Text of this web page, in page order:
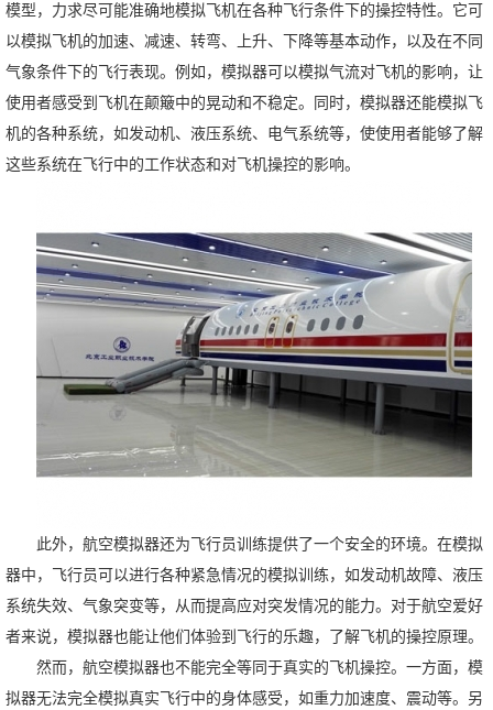
模型，力求尽可能准确地模拟飞机在各种飞行条件下的操控特性。它可
以模拟飞机的加速、减速、转弯、上升、下降等基本动作，以及在不同
气象条件下的飞行表现。例如，模拟器可以模拟气流对飞机的影响，让
使用者感受到飞机在颠簸中的晃动和不稳定。同时，模拟器还能模拟飞
机的各种系统，如发动机、液压系统、电气系统等，使使用者能够了解
这些系统在飞行中的工作状态和对飞机操控的影响。
此外，航空模拟器还为飞行员训练提供了一个安全的环境。在模拟
器中，飞行员可以进行各种紧急情况的模拟训练，如发动机故障、液压
系统失效、气象突变等，从而提高应对突发情况的能力。对于航空爱好
者来说，模拟器也能让他们体验到飞行的乐趣，了解飞机的操控原理。
然而，航空模拟器也不能完全等同于真实的飞机操控。一方面，模
拟器无法完全模拟真实飞行中的身体感受，如重力加速度、震动等。另